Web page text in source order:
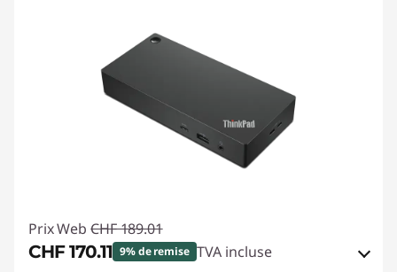
Prix Web CHF 189.01
CHF 170.11 9% de remise TVA incluse